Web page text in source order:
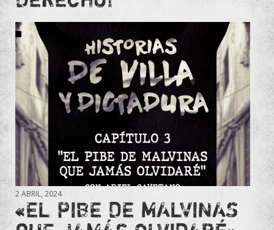
2 ABRIL, 2024
«EL PIBE DE MALVINAS